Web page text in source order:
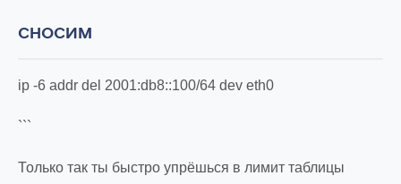
СНОСИМ
ip -6 addr del 2001:db8::100/64 dev eth0
```
Только так ты быстро упрёшься в лимит таблицы